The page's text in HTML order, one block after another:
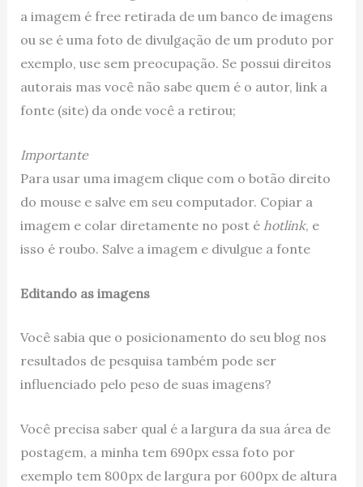
a imagem é free retirada de um banco de imagens
ou se é uma foto de divulgação de um produto por
exemplo, use sem preocupação. Se possui direitos
autorais mas você não sabe quem é o autor, link a
fonte (site) da onde você a retirou;
Importante
Para usar uma imagem clique com o botão direito
do mouse e salve em seu computador. Copiar a
imagem e colar diretamente no post é hotlink, e
isso é roubo. Salve a imagem e divulgue a fonte
Editando as imagens
Você sabia que o posicionamento do seu blog nos
resultados de pesquisa também pode ser
influenciado pelo peso de suas imagens?
Você precisa saber qual é a largura da sua área de
postagem, a minha tem 690px essa foto por
exemplo tem 800px de largura por 600px de altura